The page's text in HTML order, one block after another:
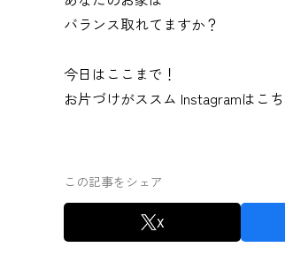
バランス取れてますか？
今日はここまで！
お片づけがススム Instagramは こ
この記事をシェア
X